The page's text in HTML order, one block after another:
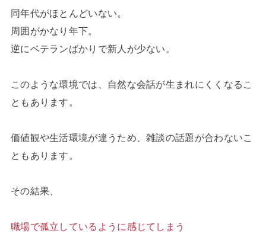
同年代がほとんどいない。
周囲がかなり年下。
逆にベテランばかりで新人が少ない。
このような環境では、自然な会話が生まれにくくなるこ
ともあります。
価値観や生活環境が違うため、雑談の話題が合わないこ
ともあります。
その結果、
職場で孤立しているように感じてしまう